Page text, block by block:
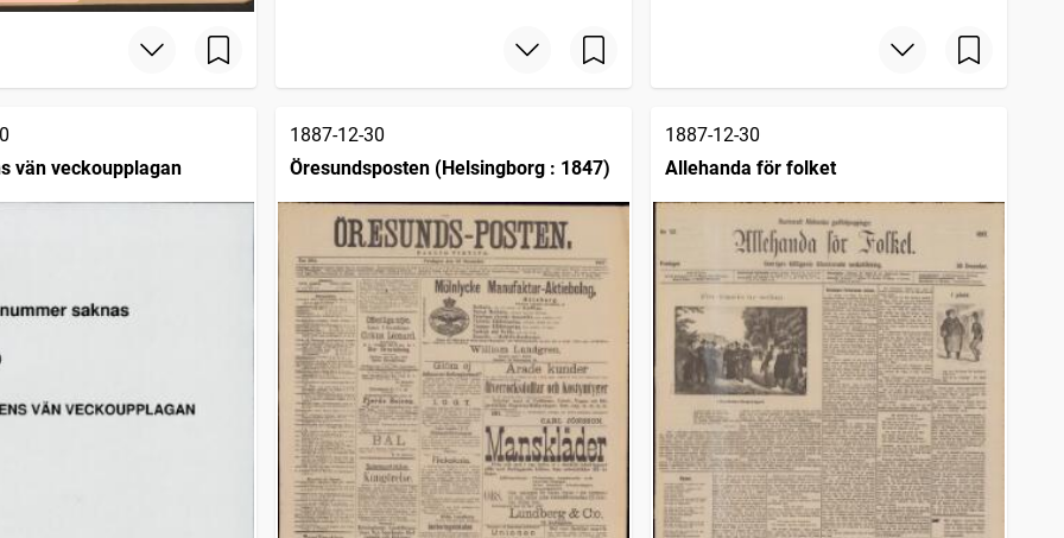
vän veckoupplagan
1887-12-30
Öresundsposten (Helsingborg : 1847)
1887-12-30
Allehanda för folket